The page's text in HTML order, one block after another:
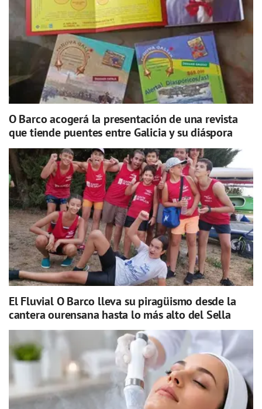
O Barco acogerá la presentación de una revista
que tiende puentes entre Galicia y su diáspora
El Fluvial O Barco lleva su piragüismo desde la
cantera ourensana hasta lo más alto del Sella